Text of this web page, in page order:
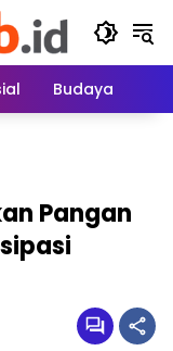
Budaya
Pangan